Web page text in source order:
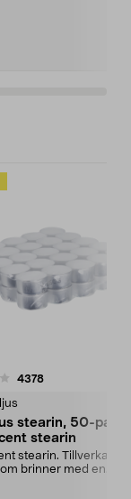
4378recensioner
stearin, 50-pack,
stearin
stearin. Tillverkade i
brinner med en
4.5av 5 stjärnor